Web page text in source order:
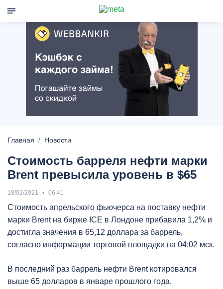
Главная Новости
Стоимость барреля нефти марки
Brent превысила уровень в $65
18/02/2021 06:41
Стоимость апрельского фьючерса на поставку нефти
марки Brent на бирже ICE в Лондоне прибавила 1,2% и
достигла значения в 65,12 доллара за баррель,
согласно информации торговой площадки на 04:02 мск.
В последний раз баррель нефти Brent котировался
выше 65 долларов в январе прошлого года.